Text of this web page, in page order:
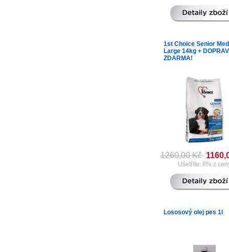
1st Choice Senior
Large 14kg +
ZDARMA!
1260,00 Kč
Ušetříte: 8% z
Lososový olej pes 1l